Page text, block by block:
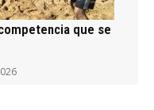
que se